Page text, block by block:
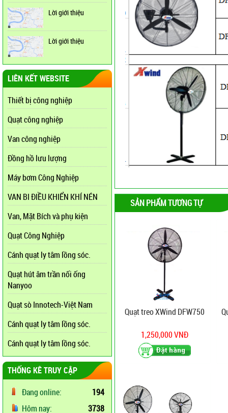
Lời giới thiệu
Lời giới thiệu
LIÊN KẾT WEBSITE
Thiết bị công nghiệp
Quạt công nghiệp
Van công nghiệp
Đồng hồ lưu lượng
Máy bơm Công Nghiệp
VAN BI ĐIỀU KHIỂN KHÍ NÉN
Van, Mặt Bích và phụ kiện
Quạt Công Nghiệp
Cánh quạt ly tâm lồng sóc.
Quạt hút âm trần nối ống
Nanyoo
Quạt sò Innotech-Việt Nam
Cánh quạt ly tâm lồng sóc.
Cánh quạt ly tâm lồng sóc.
THỐNG KÊ TRUY CẬP
Đang online:
194
Hôm nay:
3738
SẢN PHẨM TƯƠNG TỰ
Quạt treo XWind DFW750
1,250,000 VNĐ